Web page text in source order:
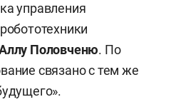
управления
Половченю. По
связано с тем же